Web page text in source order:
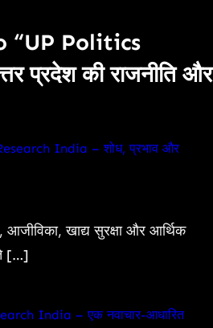
“UP Politics
प्रदेश की राजनीति और
India – शोध, प्रभाव और
आजीविका, खाद्य सुरक्षा और आर्थिक
[…]
India – एक नवाचार-आधारित